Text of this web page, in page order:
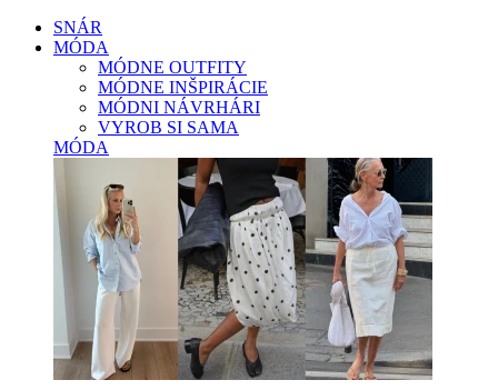
SNÁR
MÓDA
MÓDNE OUTFITY
MÓDNE INŠPIRÁCIE
MÓDNI NÁVRHÁRI
VYROB SI SAMA
MÓDA